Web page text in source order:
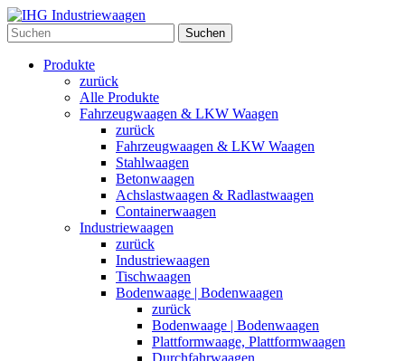
Suchen
Produkte
zurück
Alle Produkte
Fahrzeugwaagen & LKW Waagen
zurück
Fahrzeugwaagen & LKW Waagen
Stahlwaagen
Betonwaagen
Achslastwaagen & Radlastwaagen
Containerwaagen
Industriewaagen
zurück
Industriewaagen
Tischwaagen
Bodenwaage | Bodenwaagen
zurück
Bodenwaage | Bodenwaagen
Plattformwaage, Plattformwaagen
Durchfahrwaagen